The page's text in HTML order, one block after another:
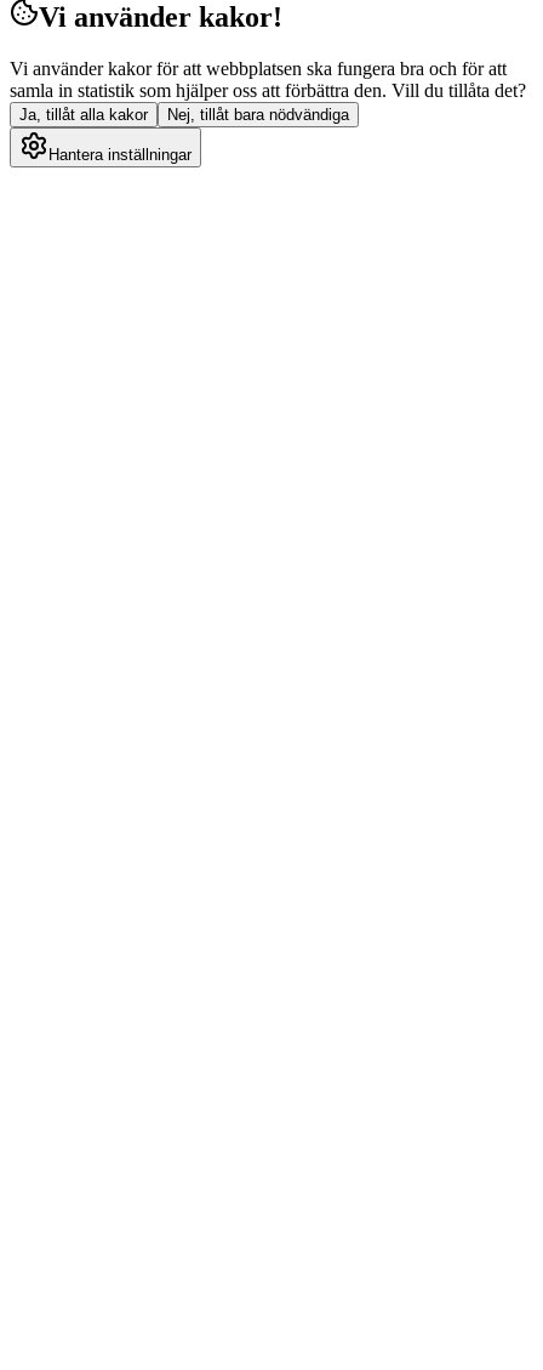
Vi använder kakor!
Vi använder kakor för att webbplatsen ska fungera bra och för att
samla in statistik som hjälper oss att förbättra den. Vill du tillåta det?
Ja, tillåt alla kakor Nej, tillåt bara nödvändiga
Hantera inställningar